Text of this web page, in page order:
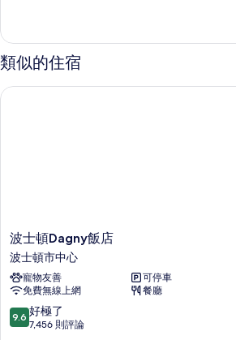
片
間
臥
室
的
套
房,
1
臥
類似的住宿
波
士
頓
Dagny
飯
店
波
波士頓Dagny飯店
波士頓市中心
寵物友善
可停車
免費無線上網
餐廳
9.6
分，
9.6 好極了
7,456 則評論
波士頓Dagny飯店